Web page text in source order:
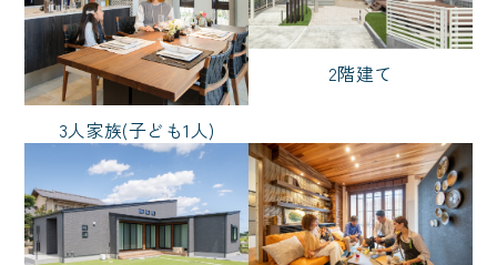
3人家族(子ども1人)
2階建て
非日常 シアター
回遊動線
音楽
シニアにやさしい
太陽光発電
中庭
シャワールーム
子育て
スタイル